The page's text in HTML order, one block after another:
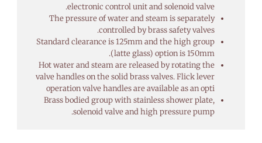
electronic control unit and solenoid valve.
The pressure of water and steam is separately
controlled by brass safety valves.
Standard clearance is 125mm and the high group
(latte glass) option is 150mm.
Hot water and steam are released by rotating the
valve handles on the solid brass valves. Flick lever
operation valve handles are available as an opti
Brass bodied group with stainless shower plate,
solenoid valve and high pressure pump.